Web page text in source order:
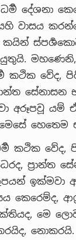
දේශනා
වාසය
කථික වේද,
අරූපවූ යම්
හෙතෙම
කථික වේද,
ප්‍රාන්ත
ඉක්මවා
කෙරෙම්ද,
මෙ